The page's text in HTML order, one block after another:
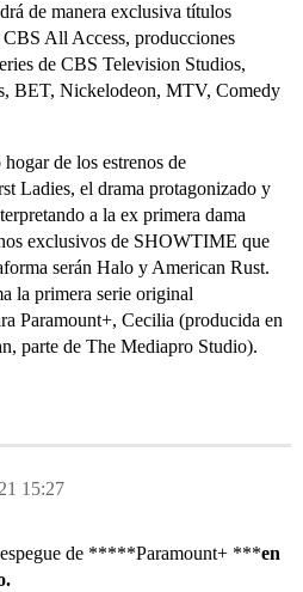
de manera exclusiva títulos
All Access, producciones
de CBS Television Studios,
BET, Nickelodeon, MTV, Comedy
de los estrenos de
Ladies, el drama protagonizado y
a la ex primera dama
exclusivos de SHOWTIME que
serán Halo y American Rust.
la primera serie original
Paramount+, Cecilia (producida en
parte de The Mediapro Studio).
15:27
de *****Paramount+ ***en